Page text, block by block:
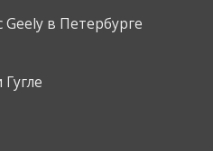
в Петербурге